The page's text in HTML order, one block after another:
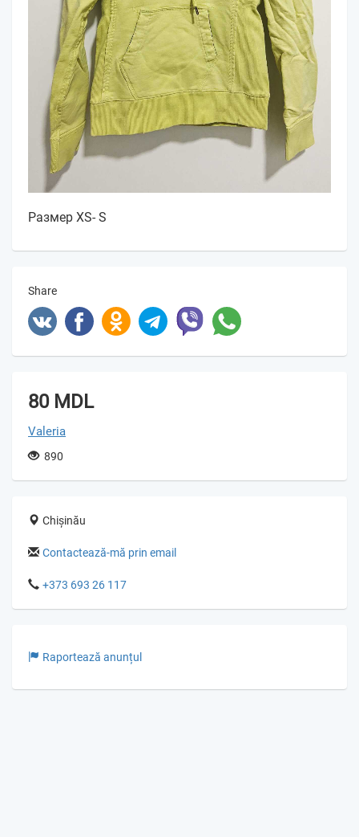
Размер XS- S
Share
80 MDL
Valeria
890
Chișinău
Contactează-mă prin email
+373 693 26 117
Raportează anunțul